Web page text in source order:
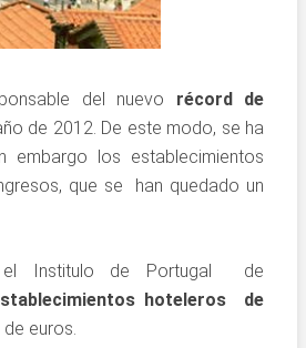
del nuevo récord de
de 2012. De este modo, se ha
embargo los establecimientos
que se han quedado un
Institulo de Portugal de
hoteleros de
euros.